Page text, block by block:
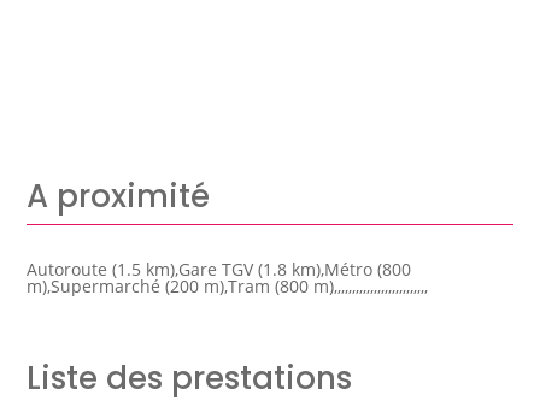
A proximité
Autoroute (1.5 km),Gare TGV (1.8 km),Métro (800
m),Supermarché (200 m),Tram (800 m),,,,,,,,,,,,,,,,,,,,,,,,,,
Liste des prestations